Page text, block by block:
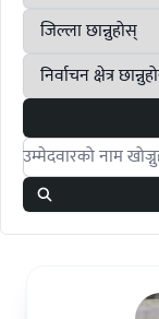
Search candidates